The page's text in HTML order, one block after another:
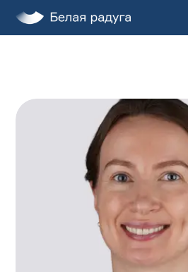
О нас
Лечение во сне
ЗАПИСАТЬСЯ НА ПРИЕМ